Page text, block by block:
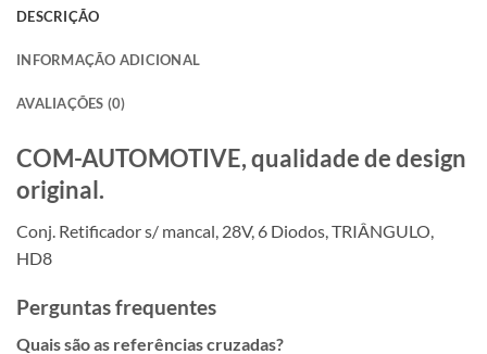
DESCRIÇÃO
INFORMAÇÃO ADICIONAL
AVALIAÇÕES (0)
COM-AUTOMOTIVE, qualidade de design
original.
Conj. Retificador s/ mancal, 28V, 6 Diodos, TRIÂNGULO,
HD8
Perguntas frequentes
Quais são as referências cruzadas?